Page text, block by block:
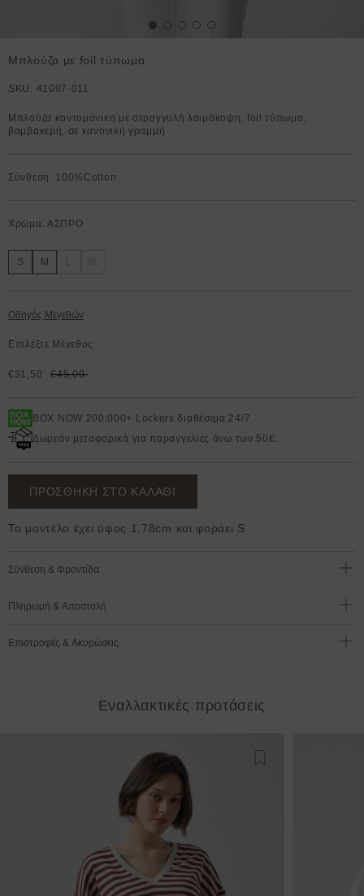
Μπλούζα με foil τύπωμα
SKU: 41097-011
Μπλούζα κοντομάνικη με στρογγυλή λαιμόκοψη, foil τύπωμα,
βαμβακερή, σε κανονική γραμμή
Σύνθεση: 100%Cotton
Χρώμα: ΑΣΠΡΟ
S M
Οδηγός Μεγεθών
Επιλέξτε Μέγεθος
€31,50 €45,00
BOX NOW 200.000+ Lockers διαθέσιμα 24/7
Δωρεάν μεταφορικά για παραγγελίες άνω των 50€.
ΠΡΟΣΘΗΚΗ ΣΤΟ ΚΑΛΑΘΙ
Το μοντέλο έχει ύψος 1,78cm και φοράει S
Σύνθεση & Φροντίδα
Πληρωμή & Αποστολή
Επιστροφές & Ακυρώσεις
Εναλλακτικές προτάσεις
Προσθήκη στη